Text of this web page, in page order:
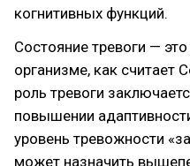
когнитивных функций.
Состояние тревоги —
организме, как считает
роль тревоги
повышении
уровень тревожности
может назначить